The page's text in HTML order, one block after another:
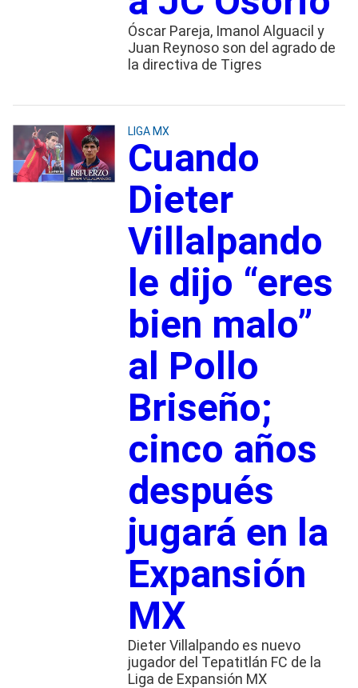
Óscar Pareja, Imanol Alguacil y
Juan Reynoso son del agrado de
la directiva de Tigres
LIGA MX
Cuando
Dieter
Villalpando
le dijo “eres
bien malo”
al Pollo
Briseño;
cinco años
después
jugará en la
Expansión
MX
Dieter Villalpando es nuevo
jugador del Tepatitlán FC de la
Liga de Expansión MX